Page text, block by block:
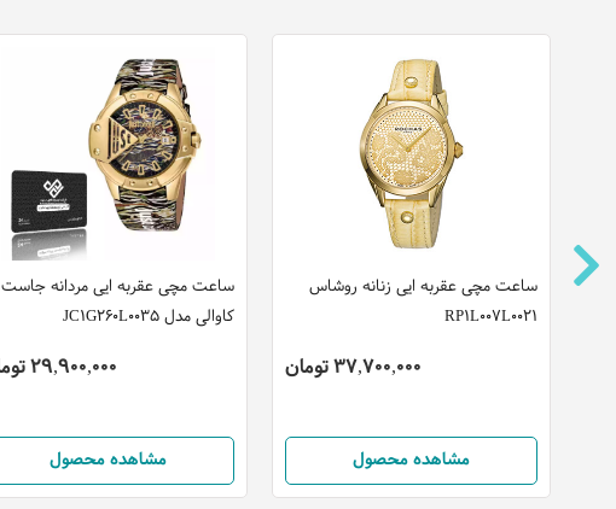
ساعت مچی عقربه ایی مردانه جاست
کاوالی مدل JC1G260L0035
29,900,000 تومان
مشاهده محصول
ساعت مچی عقربه ایی زنانه روشاس
RP1L007L0021
37,700,000 تومان
مشاهده محصول